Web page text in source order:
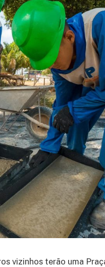
vizinhos terão uma